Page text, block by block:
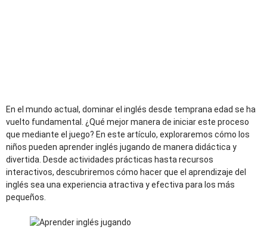
En el mundo actual, dominar el inglés desde temprana edad se ha
vuelto fundamental. ¿Qué mejor manera de iniciar este proceso
que mediante el juego? En este artículo, exploraremos cómo los
niños pueden aprender inglés jugando de manera didáctica y
divertida. Desde actividades prácticas hasta recursos
interactivos, descubriremos cómo hacer que el aprendizaje del
inglés sea una experiencia atractiva y efectiva para los más
pequeños.